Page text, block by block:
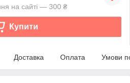
на сайті — 300 ₴
Купити
Доставка Оплата Умови